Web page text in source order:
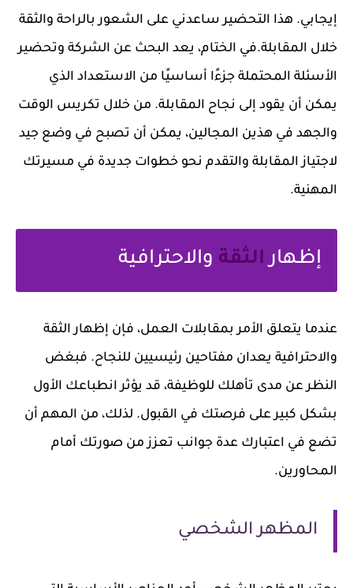
إيجابي. هذا التحضير ساعدني على الشعور بالراحة والثقة
خلال المقابلة.في الختام، يعد البحث عن الشركة وتحضير
الأسئلة المحتملة جزءًا أساسيًا من الاستعداد الذي
يمكن أن يقود إلى نجاح المقابلة. من خلال تكريس الوقت
والجهد في هذين المجالين، يمكن أن تصبح في وضع جيد
لاجتياز المقابلة والتقدم نحو خطوات جديدة في مسيرتك
المهنية.
إظهارالثقة والاحترافية
عندما يتعلق الأمر بمقابلات العمل، فإن إظهار الثقة
والاحترافية يعدان مفتاحين رئيسيين للنجاح. فبغض
النظر عن مدى تأهلك للوظيفة، قد يؤثر انطباعك الأول
بشكل كبير على فرصتك في القبول. لذلك، من المهم أن
تضع في اعتبارك عدة جوانب تعزز من صورتك أمام
المحاورين.
المظهر الشخصي